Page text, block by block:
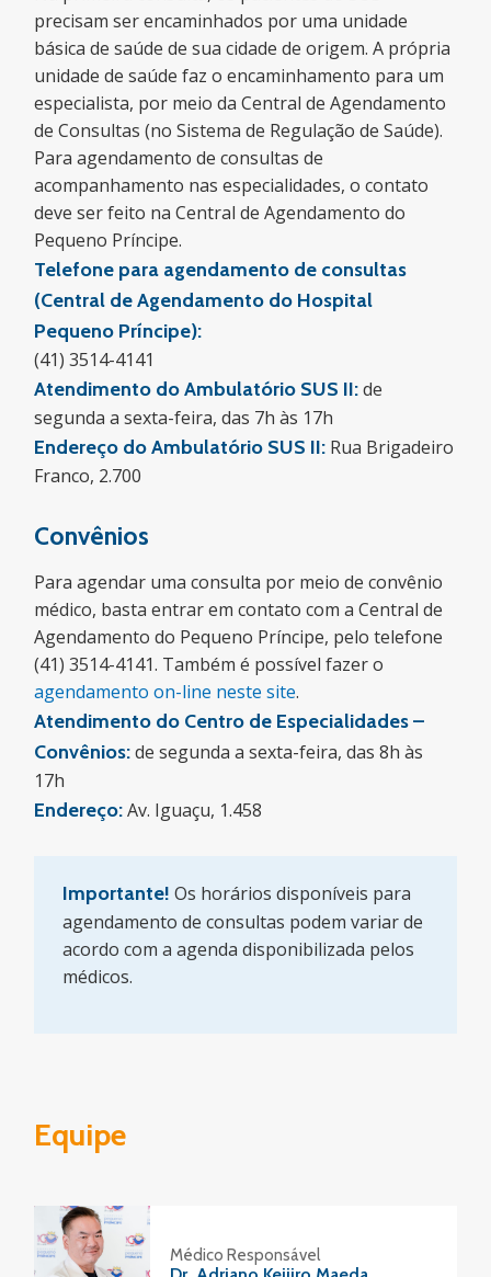
precisam ser encaminhados por uma unidade
básica de saúde de sua cidade de origem. A própria
unidade de saúde faz o encaminhamento para um
especialista, por meio da Central de Agendamento
de Consultas (no Sistema de Regulação de Saúde).
Para agendamento de consultas de
acompanhamento nas especialidades, o contato
deve ser feito na Central de Agendamento do
Pequeno Príncipe.
Telefone para agendamento de consultas
(Central de Agendamento do Hospital
Pequeno Príncipe):
(41) 3514-4141
Atendimento do Ambulatório SUS II:de
segunda a sexta-feira, das 7h às 17h
Endereço do Ambulatório SUS II: Rua Brigadeiro
Franco, 2.700
Convênios
Para agendar uma consulta por meio de convênio
médico, basta entrar em contato com a Central de
Agendamento do Pequeno Príncipe, pelo telefone
(41) 3514-4141. Também é possível fazer o
agendamento on-line neste site.
Atendimento do Centro de Especialidades –
Convênios:de segunda a sexta-feira, das 8h às
17h
Endereço:Av. Iguaçu, 1.458
Importante!Os horários disponíveis para
agendamento de consultas podem variar de
acordo com a agenda disponibilizada pelos
médicos.
Equipe
Médico Responsável